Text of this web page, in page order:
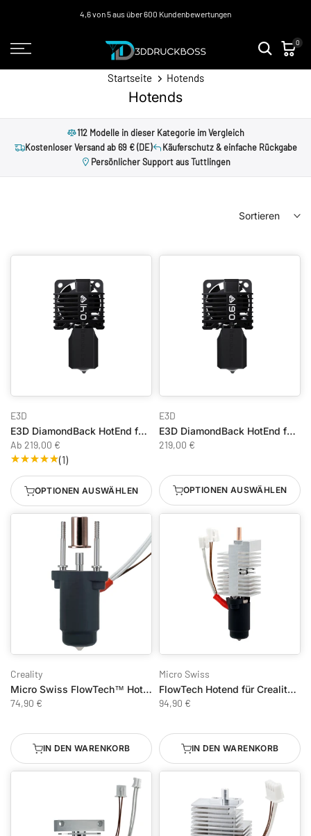
springen
4,6 von 5 aus über 600 Kundenbewertungen
0
Startseite Hotends
Hotends
112 Modelle in dieser Kategorie im Vergleich
Kostenloser Versand ab 69 € (DE)
Käuferschutz & einfache Rückgabe
Persönlicher Support aus Tuttlingen
Sortieren
E3D
E3D DiamondBack HotEnd für Bambu Lab X1C
Ab 219,00 €
(1)
OPTIONEN AUSWÄHLEN
E3D
E3D DiamondBack HotEnd für Bambu Lab X1E
219,00 €
OPTIONEN AUSWÄHLEN
Creality
Micro Swiss FlowTech™ Hotend für Creality K1/ K1 Max & K1C
74,90 €
IN DEN WARENKORB
Micro Swiss
FlowTech Hotend für Creality K2 Plus
94,90 €
IN DEN WARENKORB